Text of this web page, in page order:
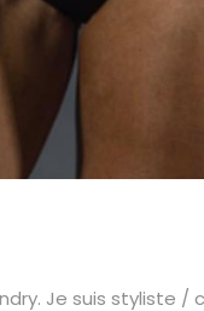
Je suis styliste